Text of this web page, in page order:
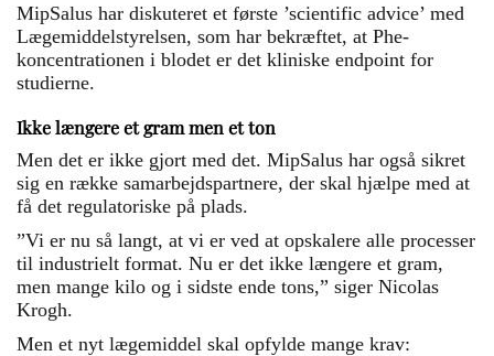
MipSalus har diskuteret et første ’scientific advice’ med
Lægemiddelstyrelsen, som har bekræftet, at Phe-
koncentrationen i blodet er det kliniske endpoint for
studierne.
Ikke længere et gram men et ton
Men det er ikke gjort med det. MipSalus har også sikret
sig en række samarbejdspartnere, der skal hjælpe med at
få det regulatoriske på plads.
”Vi er nu så langt, at vi er ved at opskalere alle processer
til industrielt format. Nu er det ikke længere et gram,
men mange kilo og i sidste ende tons,” siger Nicolas
Krogh.
Men et nyt lægemiddel skal opfylde mange krav: